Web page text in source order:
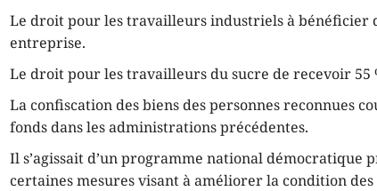
Le droit pour les travailleurs industriels à bénéficier
entreprise.
Le droit pour les travailleurs du sucre de recevoir
La confiscation des biens des personnes reconnues
fonds dans les administrations précédentes.
Il s’agissait d’un programme national démocratique
certaines mesures visant à améliorer la condition